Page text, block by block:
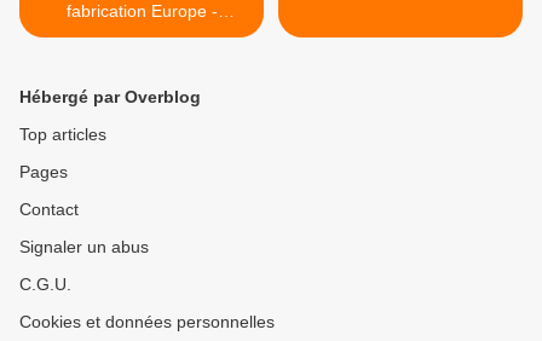
fabrication Europe -
GO118-21GOBIO
Hébergé par Overblog
Top articles
Pages
Contact
Signaler un abus
C.G.U.
Cookies et données personnelles